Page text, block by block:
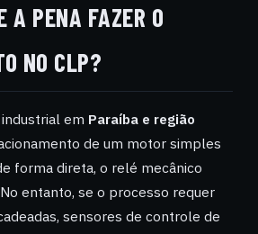
A PENA FAZER O
NO CLP?
em Paraíba e região
de um motor simples
forma direta, o relé mecânico
entanto, se o processo requer
sensores de controle de